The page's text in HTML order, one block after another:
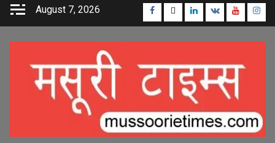
Skip
August 7, 2026 Facebook
TwitterLinkedin
VK Youtube